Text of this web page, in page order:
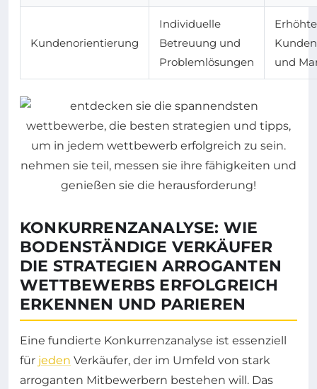
Kundenorientierung
Individuelle
Betreuung und
Problemlösungen
Erhöhte
und
KONKURRENZANALYSE: WIE
BODENSTÄNDIGE VERKÄUFER
DIE STRATEGIEN ARROGANTEN
WETTBEWERBS ERFOLGREICH
ERKENNEN UND PARIEREN
Eine fundierte Konkurrenzanalyse ist essenziell
für jeden Verkäufer, der im Umfeld von stark
arroganten Mitbewerbern bestehen will. Das